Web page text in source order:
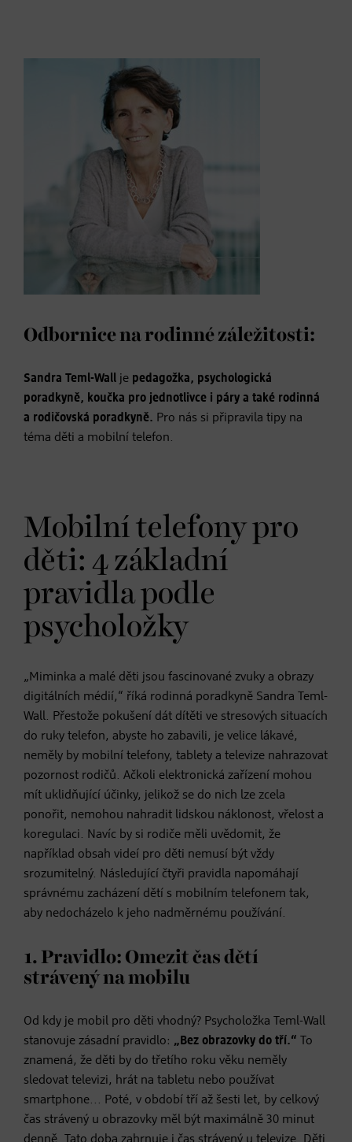
Odbornice na rodinné záležitosti:
Sandra Teml-Wall je pedagožka, psychologická
poradkyně, koučka pro jednotlivce i páry a také rodinná
a rodičovská poradkyně. Pro nás si připravila tipy na
téma děti a mobilní telefon.
Mobilní telefony pro
děti: 4 základní
pravidla podle
psycholožky
„Miminka a malé děti jsou fascinované zvuky a obrazy
digitálních médií,“ říká rodinná poradkyně Sandra Teml-
Wall. Přestože pokušení dát dítěti ve stresových situacích
do ruky telefon, abyste ho zabavili, je velice lákavé,
neměly by mobilní telefony, tablety a televize nahrazovat
pozornost rodičů. Ačkoli elektronická zařízení mohou
mít uklidňující účinky, jelikož se do nich lze zcela
ponořit, nemohou nahradit lidskou náklonost, vřelost a
koregulaci. Navíc by si rodiče měli uvědomit, že
například obsah videí pro děti nemusí být vždy
srozumitelný. Následující čtyři pravidla napomáhají
správnému zacházení dětí s mobilním telefonem tak,
aby nedocházelo k jeho nadměrnému používání.
1. Pravidlo: Omezit čas dětí
strávený na mobilu
Od kdy je mobil pro děti vhodný? Psycholožka Teml-Wall
stanovuje zásadní pravidlo: „Bez obrazovky do tří.“ To
znamená, že děti by do třetího roku věku neměly
sledovat televizi, hrát na tabletu nebo používat
smartphone... Poté, v období tří až šesti let, by celkový
čas strávený u obrazovky měl být maximálně 30 minut
denně. Tato doba zahrnuje i čas strávený u televize. Děti